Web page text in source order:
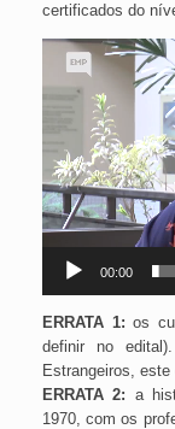
certificados do
Tocador
vídeo
00:00
ERRATA 1: os
definir no
Estrangeiros, este
ERRATA 2: a
1970, com os